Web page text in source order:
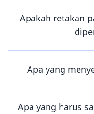
Apakah retakan
Apa yang
Apa yang harus